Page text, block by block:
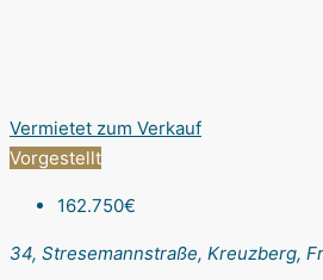
Vermietet zum Verkauf
Vorgestellt
162.750€
34, Stresemannstraße, Kreuzberg,